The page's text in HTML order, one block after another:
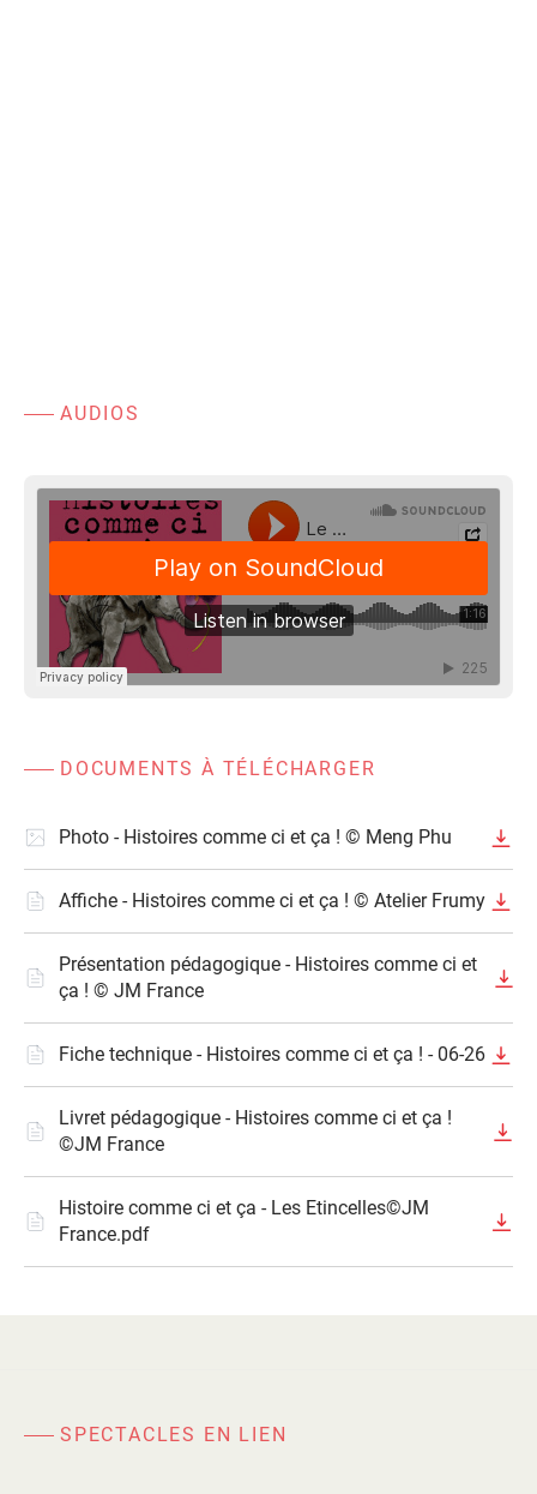
AUDIOS
DOCUMENTS À TÉLÉCHARGER
Photo - Histoires comme ci et ça ! © Meng Phu
Affiche - Histoires comme ci et ça ! © Atelier Frumy
Présentation pédagogique - Histoires comme ci et
ça ! © JM France
Fiche technique - Histoires comme ci et ça ! - 06-26
Livret pédagogique - Histoires comme ci et ça !
©JM France
Histoire comme ci et ça - Les Etincelles©JM
France.pdf
SPECTACLES EN LIEN